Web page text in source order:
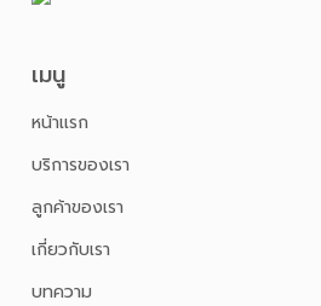
เมนู
หน้าเเรก
บริการของเรา
ลูกค้าของเรา
เกี่ยวกับเรา
บทความ